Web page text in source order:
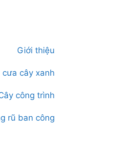
Giới thiệu
cưa cây xanh
công trình
rũ ban công